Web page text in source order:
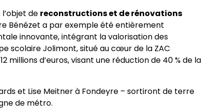
de reconstructions et de rénovations
Bénézet a par exemple été entièrement
innovante, intégrant la valorisation des
scolaire Jolimont, situé au cœur de la ZAC
millions d’euros, visant une réduction de 40 % de la
et Lise Meitner à Fondeyre – sortiront de terre
de métro.